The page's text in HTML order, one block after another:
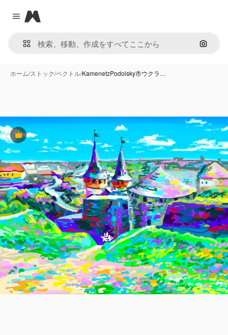
Close menu
Magnific
画像で
ホーム/ストック/ベクトル/KamenetzPodolsky市ウクラ…
Premium